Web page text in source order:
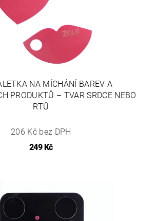
NA MÍCHÁNÍ BAREV A
PRODUKTŮ – TVAR SRDCE NEBO
RTŮ
206 Kč bez DPH
249 Kč